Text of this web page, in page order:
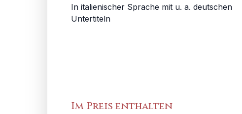
In italienischer Sprache mit u. a. deutschen
Untertiteln
Im Preis enthalten